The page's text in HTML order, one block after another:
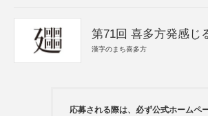
第71回 喜多方発感じ
漢字のまち喜多方
応募される際は、必ず公式ホームペ